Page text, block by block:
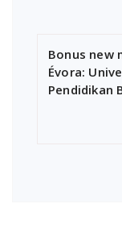
Bonus new
Évora:
Pendidikan